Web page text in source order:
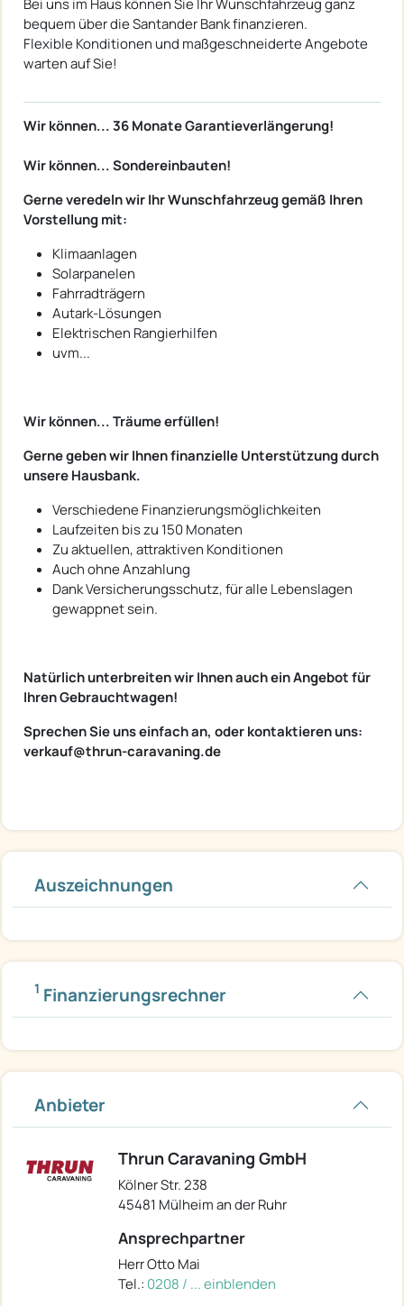
bequem über die Santander Bank finanzieren.
Flexible Konditionen und maßgeschneiderte Angebote
warten auf Sie!
Wir können... 36 Monate Garantieverlängerung!
Wir können... Sondereinbauten!
Gerne veredeln wir Ihr Wunschfahrzeug gemäß Ihren
Vorstellung mit:
Klimaanlagen
Solarpanelen
Fahrradträgern
Autark-Lösungen
Elektrischen Rangierhilfen
uvm...
Wir können... Träume erfüllen!
Gerne geben wir Ihnen finanzielle Unterstützung durch
unsere Hausbank.
Verschiedene Finanzierungsmöglichkeiten
Laufzeiten bis zu 150 Monaten
Zu aktuellen, attraktiven Konditionen
Auch ohne Anzahlung
Dank Versicherungsschutz, für alle Lebenslagen
gewappnet sein.
Natürlich unterbreiten wir Ihnen auch ein Angebot für
Ihren Gebrauchtwagen!
Sprechen Sie uns einfach an, oder kontaktieren uns:
verkauf@thrun-caravaning.de
Auszeichnungen
1 Finanzierungsrechner
Anbieter
Thrun Caravaning GmbH
Kölner Str. 238
45481 Mülheim an der Ruhr
Ansprechpartner
Herr Otto Mai
Tel.: 0208 / ... einblenden